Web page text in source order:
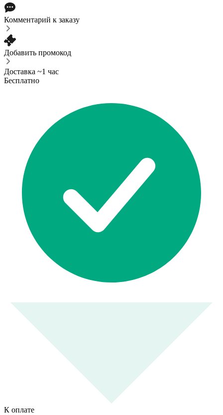
Комментарий к заказу
Добавить промокод
Доставка ~1 час
Бесплатно
К оплате